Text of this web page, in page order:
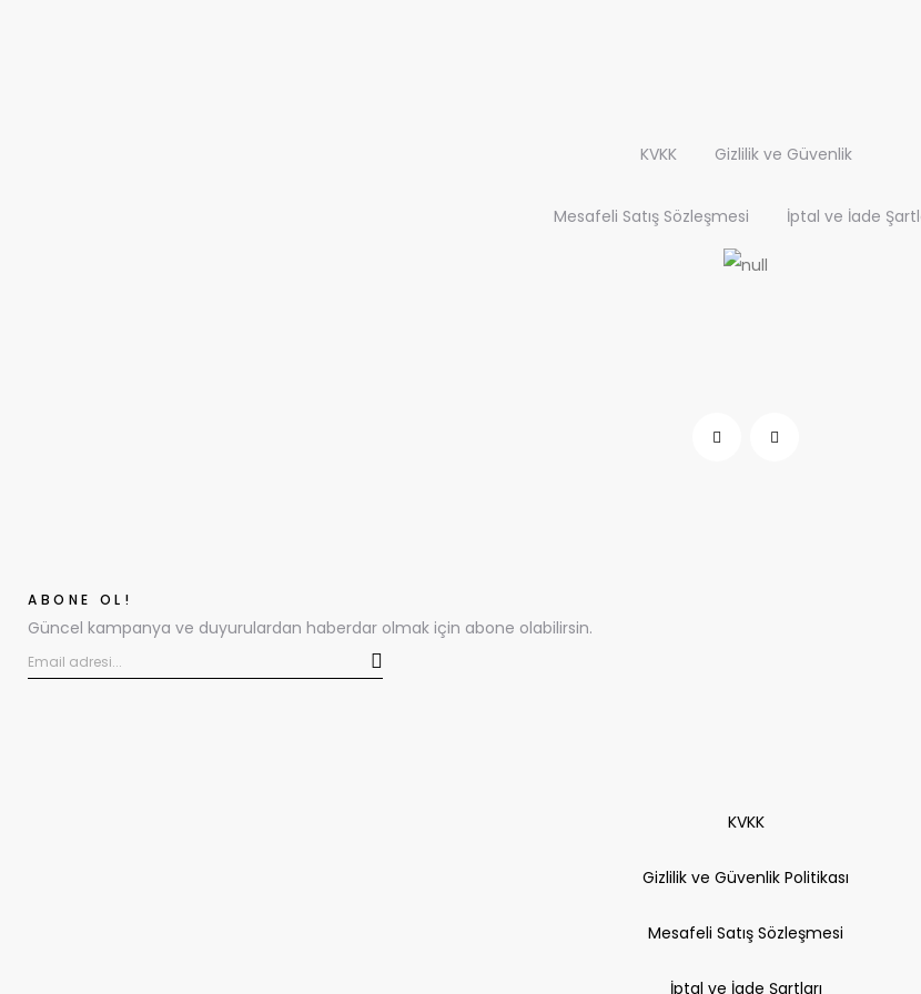
KVKK Gizlilik ve Güvenlik
Mesafeli Satış Sözleşmesi İptal ve İade
ABONE OL!
Güncel kampanya ve duyurulardan haberdar olmak için abone olabilirsin.
KVKK
Gizlilik ve Güvenlik Politikası
Mesafeli Satış Sözleşmesi
İptal ve İade Şartları